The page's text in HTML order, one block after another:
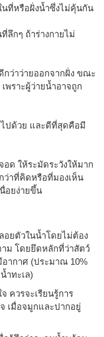
นที่หรือฝั่งน้ำซึ่งไม่คุ้นกัน
ลึกๆ ถ้าร่างกายไม่
ว่าว่ายออกจากฝั่ง ขณะ
พราะผู้ว่ายน้ำอาจถูก
ไปด้วย และดีที่สุดคือมี
ด ให้ระมัดระวังให้มาก
ว่าที่คิดหรือที่มองเห็น
อยง่ายขึ้น
อยตัวในน้ำโดยไม่ต้อง
าม โดยยึดหลักที่ว่าสัตว์
ากาศ (ประมาณ 10%
ำทะเล)
ควรจะเรียนรู้การ
เมื่อจมูกและปากอยู่